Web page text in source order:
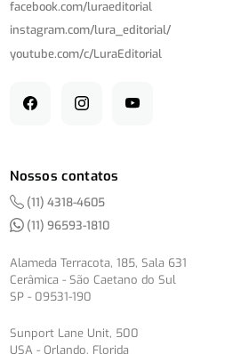
facebook.com/luraeditorial
instagram.com/lura_editorial/
youtube.com/c/LuraEditorial
Nossos contatos
(11) 4318-4605
(11) 96593-1810
Alameda Terracota, 185, Sala 631
Cerâmica - São Caetano do Sul
SP - 09531-190
Sunport Lane Unit, 500
USA - Orlando, Florida